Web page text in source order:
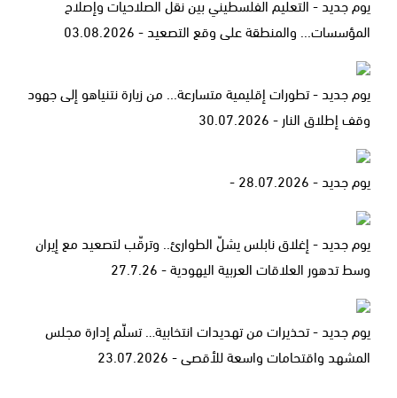
المؤسسات... والمنطقة على وقع التصعيد - 03.08.2026
يوم جديد - تطورات إقليمية متسارعة... من زيارة نتنياهو إلى جهود
وقف إطلاق النار - 30.07.2026
يوم جديد - 28.07.2026 -
يوم جديد - إغلاق نابلس يشلّ الطوارئ.. وترقّب لتصعيد مع إيران
وسط تدهور العلاقات العربية اليهودية - 27.7.26
يوم جديد - تحذيرات من تهديدات انتخابية… تسلّم إدارة مجلس
المشهد واقتحامات واسعة للأقصى - 23.07.2026